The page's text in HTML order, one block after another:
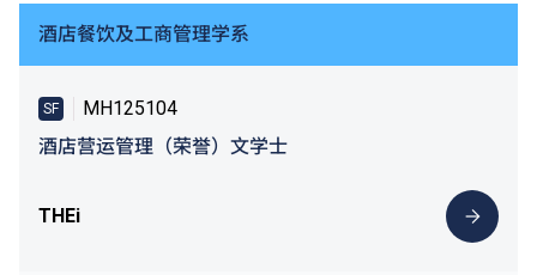
酒店餐饮及工商管理学系
SF
MH125104
酒店营运管理（荣誉）文学士
THEi